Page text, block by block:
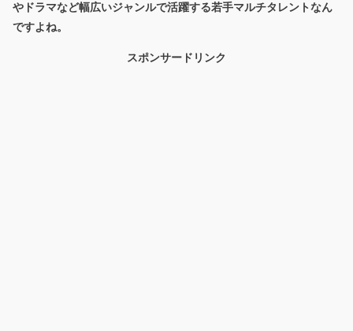
やドラマなど幅広いジャンルで活躍する若手マルチタレントなん
ですよね。
スポンサードリンク